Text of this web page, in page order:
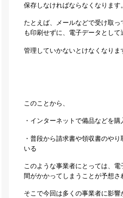
保存しなければならなくなります。
たとえば、メールなどで受け取
も印刷せずに、電子データとし
管理していかないとけなくなりま
このことから、
・インターネットで備品などを
・普段から請求書や領収書のや
いる
このような事業者にとっては、
間がかかってしまうことが予想さ
そこで今回は多くの事業者に影